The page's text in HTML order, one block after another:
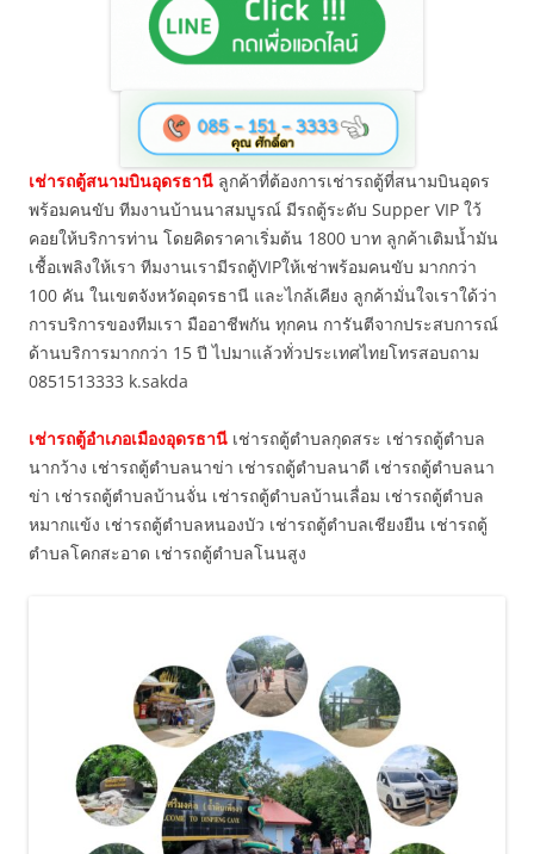
เช่ารถตู้สนามบินอุดรธานี ลูกค้าที่ต้องการเช่ารถตู้ที่สนามบินอุดร
พร้อมคนขับ ทีมงานบ้านนาสมบูรณ์ มีรถตู้ระดับ Supper VIP ใว้
คอยให้บริการท่าน โดยคิดราคาเริ่มต้น 1800 บาท ลูกค้าเติมน้ำมัน
เชื้อเพลิงให้เรา ทีมงานเรามีรถตู้VIPให้เช่าพร้อมคนขับ มากกว่า
100 คัน ในเขตจังหวัดอุดรธานี และไกล้เคียง ลูกค้ามั่นใจเราใด้ว่า
การบริการของทีมเรา มืออาชีพกัน ทุกคน การันตีจากประสบการณ์
ด้านบริการมากกว่า 15 ปี ไปมาแล้วทั่วประเทศไทยโทรสอบถาม
0851513333 k.sakda
เช่ารถตู้อำเภอเมืองอุดรธานี เช่ารถตู้ตำบลกุดสระ เช่ารถตู้ตำบล
นากว้าง เช่ารถตู้ตำบลนาข่า เช่ารถตู้ตำบลนาดี เช่ารถตู้ตำบลนา
ข่า เช่ารถตู้ตำบลบ้านจั่น เช่ารถตู้ตำบลบ้านเลื่อม เช่ารถตู้ตำบล
หมากแข้ง เช่ารถตู้ตำบลหนองบัว เช่ารถตู้ตำบลเชียงยืน เช่ารถตู้
ตำบลโคกสะอาด เช่ารถตู้ตำบลโนนสูง